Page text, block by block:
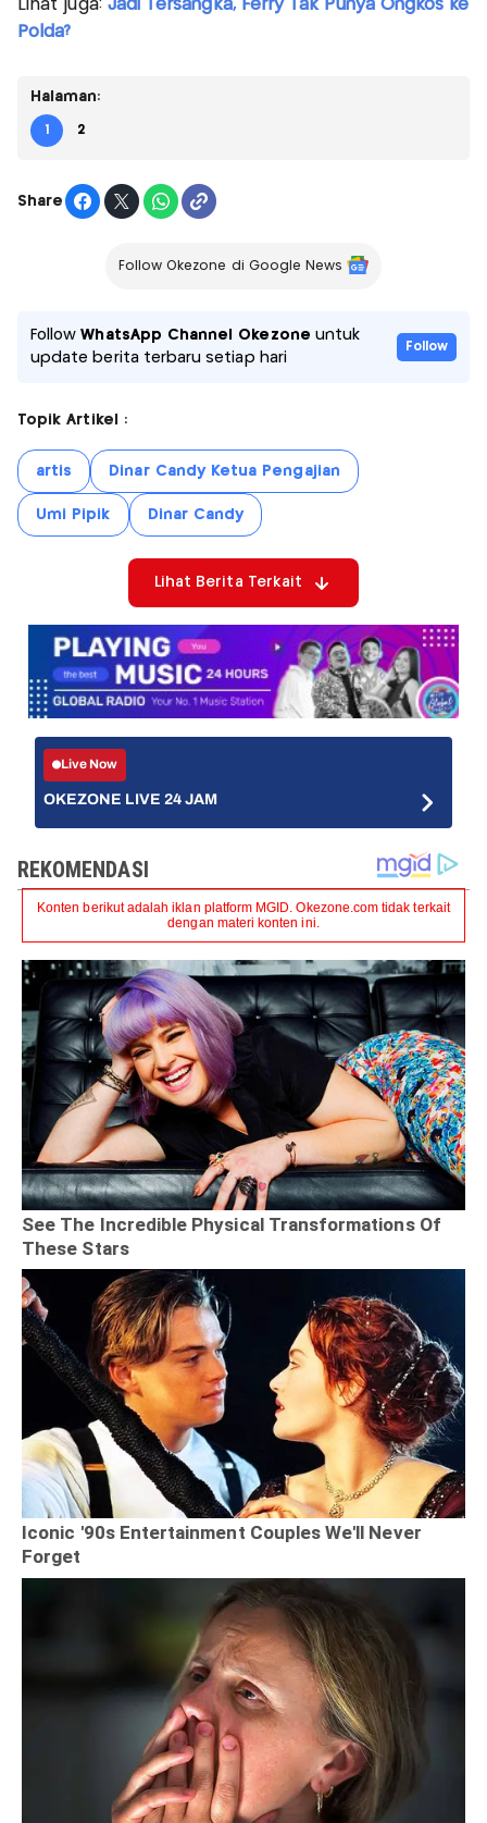
Lihat juga: Jadi Tersangka, Ferry Tak Punya Ongkos ke
Polda?
Halaman:
1 2
Share
Follow Okezone di Google News
FollowWhatsApp Channel Okezone untuk
update berita terbaru setiap hari
Follow
Topik Artikel :
artis Dinar Candy Ketua Pengajian
Umi Pipik Dinar Candy
Lihat Berita Terkait
Live Now
OKEZONE LIVE 24 JAM